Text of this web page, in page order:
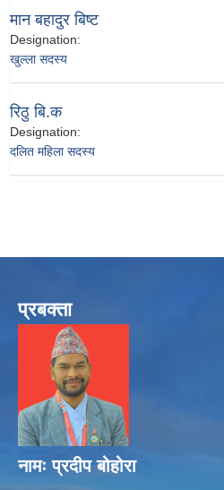
मान बहादुर बिष्ट
Designation:
खुल्ला सदस्य
रिठु बि.क
Designation:
दलित महिला सदस्य
प्रबक्ता
नामः प्रदीप बोहोरा